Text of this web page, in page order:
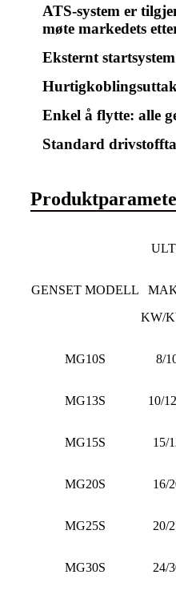
ATS-system er
møte markedets
Eksternt
Enkel å flytte: alle
Standard
GENSET MODELL
KW/
MG10S 8/
MG13S 10/
MG15S 15/
MG20S 16/
MG25S 20/
MG30S 24/